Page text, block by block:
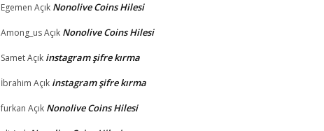
Egemen Açık Nonolive Coins Hilesi
Among_usAçık Nonolive Coins Hilesi
SametAçık instagram şifre kırma
İbrahim Açık instagram şifre kırma
furkan Açık Nonolive Coins Hilesi